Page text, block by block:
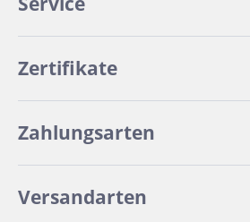
Zertifikate
Zahlungsarten
Versandarten